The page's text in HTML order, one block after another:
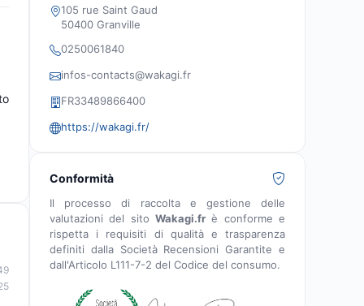
105 rue Saint Gaud
50400 Granville
0250061840
infos-contacts@wakagi.fr
FR33489866400
https://wakagi.fr/
Conformità
Il processo di raccolta e gestione delle
valutazioni del sito Wakagi.fr è conforme e
rispetta i requisiti di qualità e trasparenza
definiti dalla Società Recensioni Garantite e
dall'Articolo L111-7-2 del Codice del consumo.